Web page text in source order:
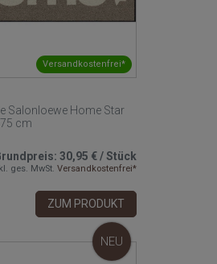
Versandkostenfrei*
Salonloewe Home Star
cm
30,95 €/Stück
ges. MwSt. Versandkostenfrei*
ZUM PRODUKT
NEU